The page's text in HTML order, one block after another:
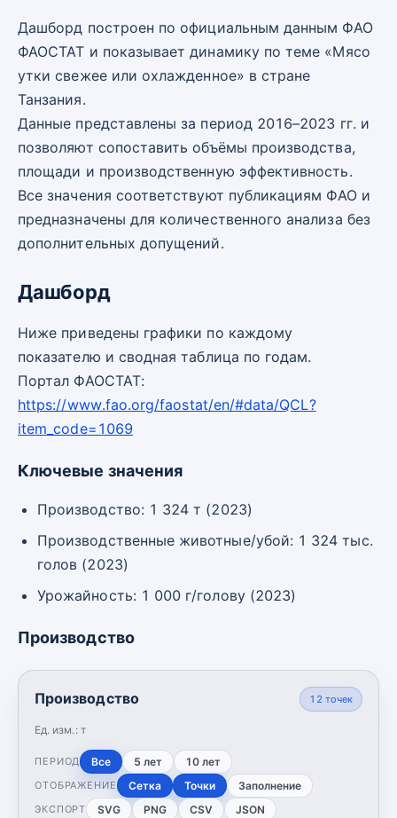
Дашборд построен по официальным данным ФАО
ФАОСТАТ и показывает динамику по теме «Мясо
утки свежее или охлажденное» в стране
Танзания.
Данные представлены за период 2016–2023 гг. и
позволяют сопоставить объёмы производства,
площади и производственную эффективность.
Все значения соответствуют публикациям ФАО и
предназначены для количественного анализа без
дополнительных допущений.
Дашборд
Ниже приведены графики по каждому
показателю и сводная таблица по годам.
Портал ФАОСТАТ:
https://www.fao.org/faostat/en/#data/QCL?
item_code=1069
Ключевые значения
Производство: 1 324 т (2023)
Производственные животные/убой: 1 324 тыс.
голов (2023)
Урожайность: 1 000 г/голову (2023)
Производство
Производство
Ед. изм.: т
12 точек
ПЕРИОД Все 5 лет 10 лет
ОТОБРАЖЕНИЕ Сетка Точки Заполнение
ЭКСПОРТ SVG PNG CSV JSON